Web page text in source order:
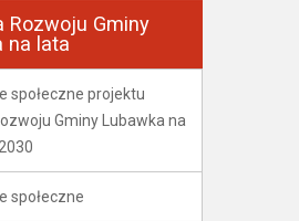
Rozwoju Gminy
na lata
społeczne projektu
Gminy Lubawka na
społeczne